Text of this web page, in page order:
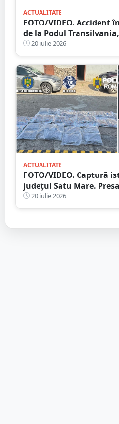
ACTUALITATE
FOTO/VIDEO. Accident
de la Podul
Mare. Poliția a stabilit
evenimentului
20 iulie 2026
ACTUALITATE
FOTO/VIDEO. Captură
județul Satu Mare.
premieră!
20 iulie 2026